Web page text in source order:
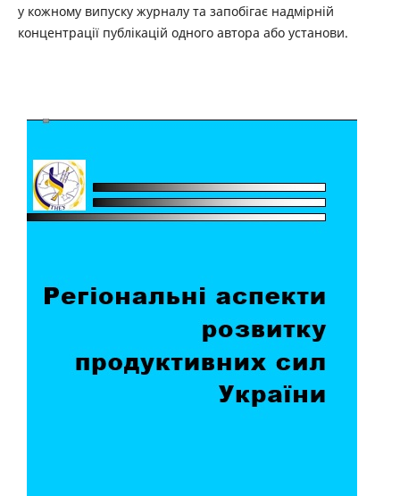
у кожному випуску журналу та запобігає надмірній
концентрації публікацій одного автора або установи.